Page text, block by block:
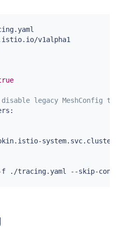
v1alpha1
legacy MeshConfig